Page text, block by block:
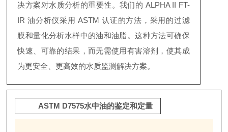
决方案对水质分析的重要性。我们的 ALPHA II FT-
IR 油分析仪采用 ASTM 认证的方法，采用的过滤
膜和量化分析水样中的油和油脂。这种方法可确保
快速、可靠的结果，而无需使用有害溶剂，使其成
为更安全、更高效的水质监测解决方案。
ASTM D7575水中油的鉴定和定量